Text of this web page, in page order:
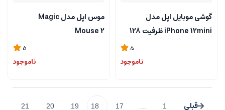
گوشی موبایل اپل مدل
iPhone 12mini ظرفیت 128
5
ناموجود
موس اپل مدل Magic
Mouse 2
5
ناموجود
17
18
19
20
21